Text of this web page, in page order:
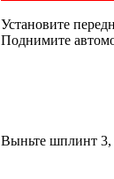
Установите
Поднимите
Выньте шплинт 3,